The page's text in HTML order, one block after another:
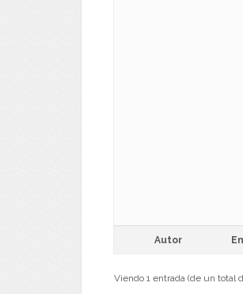
Autor
Viendo 1 entrada (de un total